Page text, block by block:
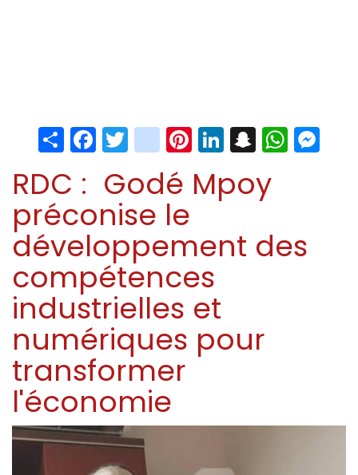
ShareFacebook
Twitter
instagram
Pinterest
LinkedIn
Snapchat
RDC : Godé Mpoy
préconise le
développement des
compétences
industrielles et
numériques pour
transformer
l'économie